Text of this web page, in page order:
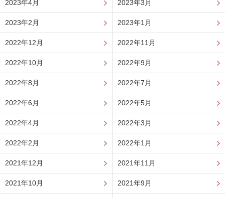
2023年4月 2023年3月
2023年2月 2023年1月
2022年12月 2022年11月
2022年10月 2022年9月
2022年8月 2022年7月
2022年6月 2022年5月
2022年4月 2022年3月
2022年2月 2022年1月
2021年12月 2021年11月
2021年10月 2021年9月